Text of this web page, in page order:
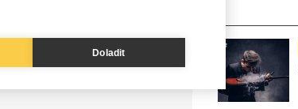
Doladit